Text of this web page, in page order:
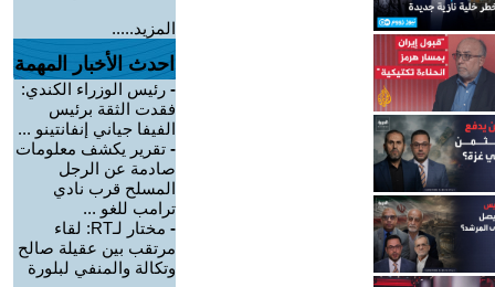
المزيد.....
احدث الأخبار المهمة
- رئيس الوزراء الكندي:
فقدت الثقة برئيس
الفيفا جياني إنفانتينو ...
- تقرير يكشف معلومات
صادمة عن الرجل
المسلح قرب نادي
ترامب للغو ...
-
مختار لـRT: لقاء
مرتقب بين عقيلة صالح
وتكالة والمنفي لبلورة